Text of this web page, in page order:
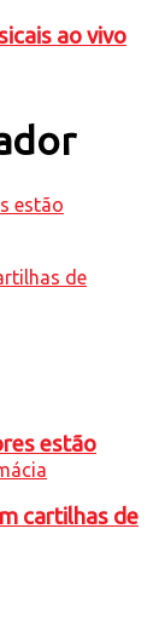
ao vivo
estão
cartilhas de